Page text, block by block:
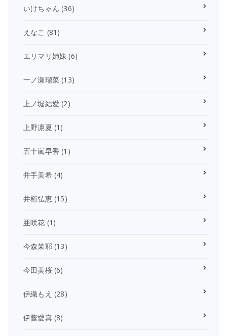
いけちゃん (36)
えなこ (81)
エリマリ姉妹 (6)
一ノ瀬瑠菜 (13)
上ノ堀結愛 (2)
上野凛夏 (1)
五十嵐早香 (1)
井手美希(4)
井桁弘恵(15)
亜咲花 (1)
今森茉耶(13)
今田美桜(6)
伊織もえ (28)
伊藤愛真(8)